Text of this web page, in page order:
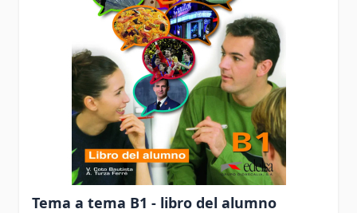
Tema a tema B1 - libro del alumno